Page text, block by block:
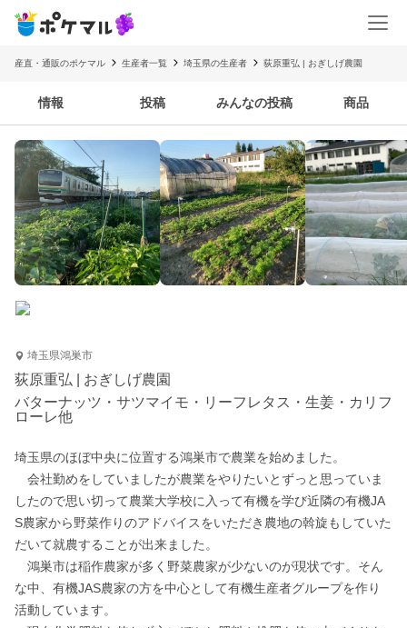
産直・通販のポケマル 生産者一覧 埼玉県の生産者 荻原重弘 | おぎしげ農園
情報 投稿 みんなの投稿 商品
埼玉県鴻巣市
荻原重弘 | おぎしげ農園
バターナッツ・サツマイモ・リーフレタス・生姜・カリフ
ローレ他
埼玉県のほぼ中央に位置する鴻巣市で農業を始めました。
会社勤めをしていましたが農業をやりたいとずっと思っていま
したので思い切って農業大学校に入って有機を学び近隣の有機JA
S農家から野菜作りのアドバイスをいただき農地の斡旋もしていた
だいて就農することが出来ました。
鴻巣市は稲作農家が多く野菜農家が少ないのが現状です。そん
な中、有機JAS農家の方を中心として有機生産者グループを作り
活動しています。